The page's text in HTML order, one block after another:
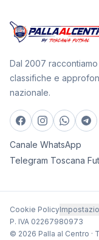
Dal 2007
classifiche e
nazionale.
Canale WhatsApp
Telegram Toscana
Cookie Policy
P. IVA 02267980973
© 2026 Palla al Centro ·